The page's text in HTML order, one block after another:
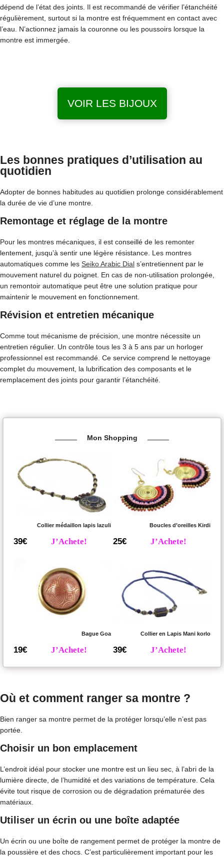
dépend de l’état des joints. Il est recommandé de vérifier l’étanchéité
régulièrement, surtout si la montre est fréquemment en contact avec
l’eau. N’actionnez jamais la couronne ou les poussoirs lorsque la
montre est immergée.
VOIR LES BIJOUX
Les bonnes pratiques d’utilisation au
quotidien
Adopter de bonnes habitudes au quotidien prolonge considérablement
la durée de vie d’une montre.
Remontage et réglage de la montre
Pour les montres mécaniques, il est conseillé de les remonter
lentement, jusqu’à sentir une légère résistance. Les montres
automatiques comme les Seiko Arabic Dial s’entretiennent par le
mouvement naturel du poignet. En cas de non-utilisation prolongée,
un remontoir automatique peut être une solution pratique pour
maintenir le mouvement en fonctionnement.
Révision et entretien mécanique
Comme tout mécanisme de précision, une montre nécessite un
entretien régulier. Un contrôle tous les 3 à 5 ans par un horloger
professionnel est recommandé. Ce service comprend le nettoyage
complet du mouvement, la lubrification des composants et le
remplacement des joints pour garantir l’étanchéité.
Mon Shopping
Collier médaillon lapis lazuli
39€ J’Achete!
Boucles d’oreilles Kirdi
25€ J’Achete!
Bague Goa
19€ J’Achete!
Collier en Lapis Mani korlo
39€ J’Achete!
Où et comment ranger sa montre ?
Bien ranger sa montre permet de la protéger lorsqu’elle n’est pas
portée.
Choisir un bon emplacement
L’endroit idéal pour stocker une montre est un lieu sec, à l’abri de la
lumière directe, de l’humidité et des variations de température. Cela
évite tout risque de corrosion ou de dégradation prématurée des
matériaux.
Utiliser un écrin ou une boîte adaptée
Un écrin ou une boîte de rangement permet de protéger la montre de
la poussière et des chocs. C’est particulièrement important pour les